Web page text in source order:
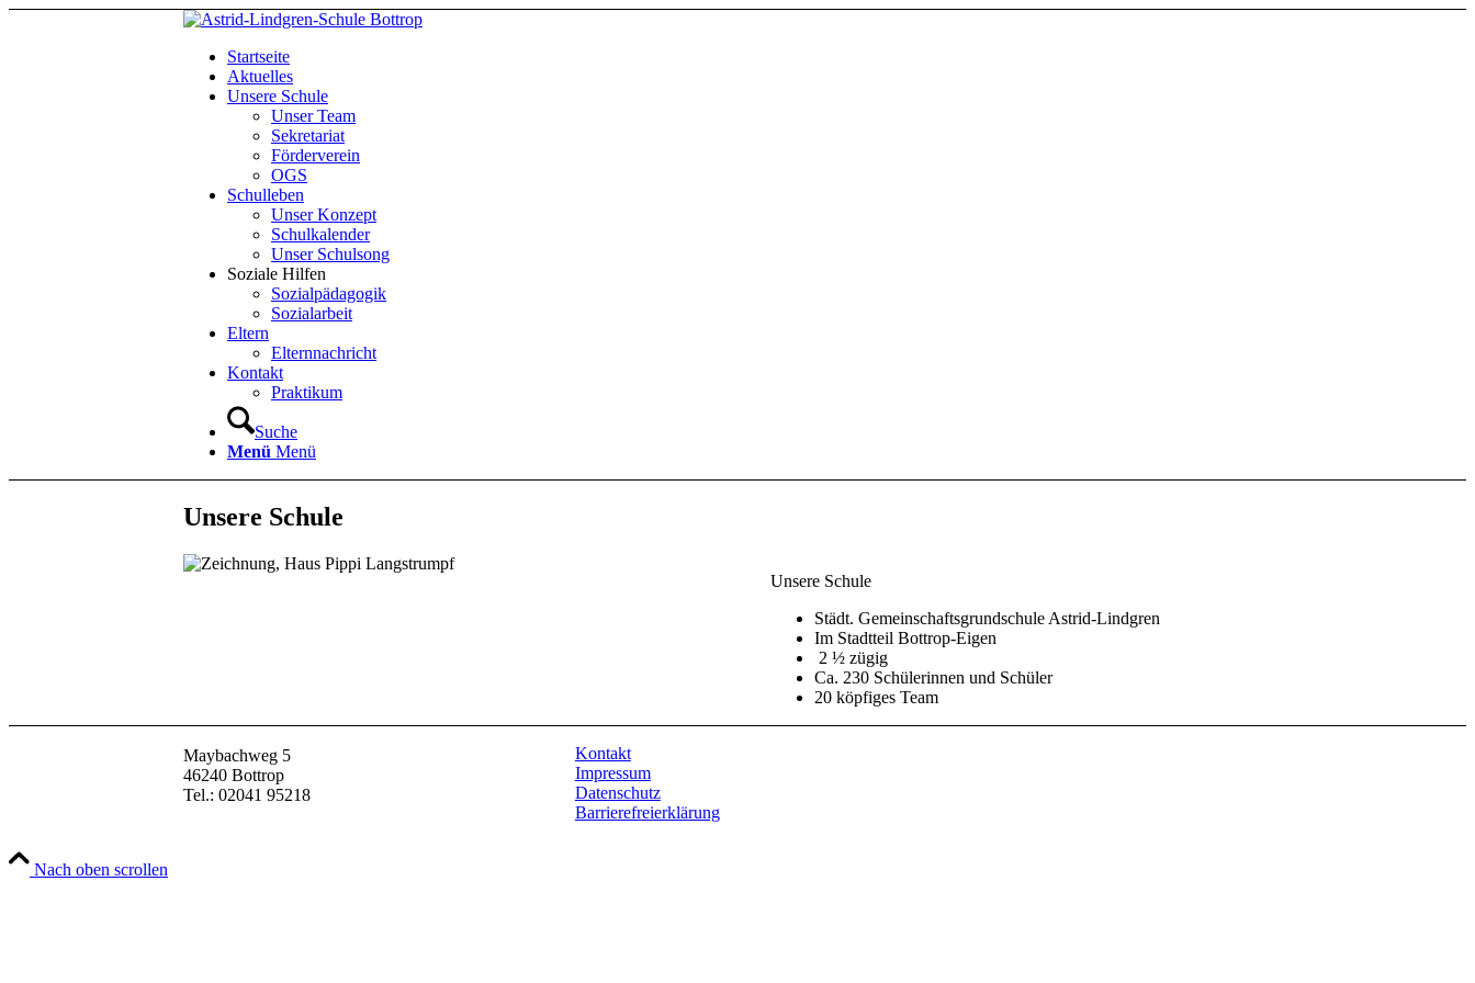
Startseite
Aktuelles
Unsere Schule
Unser Team
Sekretariat
Förderverein
OGS
Schulleben
Unser Konzept
Schulkalender
Unser Schulsong
Soziale Hilfen
Sozialpädagogik
Sozialarbeit
Eltern
Elternnachricht
Kontakt
Praktikum
Suche
Menü Menü
Unsere Schule
Unsere Schule
Städt. Gemeinschaftsgrundschule Astrid-Lindgren
Im Stadtteil Bottrop-Eigen
2 ½ zügig
Ca. 230 Schülerinnen und Schüler
20 köpfiges Team
Maybachweg 5
46240 Bottrop
Tel.: 02041 95218
Kontakt
Impressum
Datenschutz
Barrierefreierklärung
Nach oben scrollen